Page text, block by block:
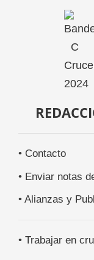
• Contacto
• Enviar notas
• Alianzas y
• Trabajar en